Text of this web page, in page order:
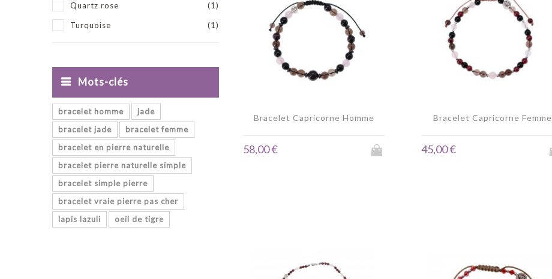
Quartz rose (1)
Turquoise (1)
Mots-clés
bracelet homme
jade
bracelet jade
bracelet femme
bracelet en pierre naturelle
bracelet pierre naturelle simple
bracelet simple pierre
bracelet vraie pierre pas cher
lapis lazuli
oeil de tigre
Bracelet Capricorne Homme
58,00 €
Bracelet Capricorne Femme
45,00 €